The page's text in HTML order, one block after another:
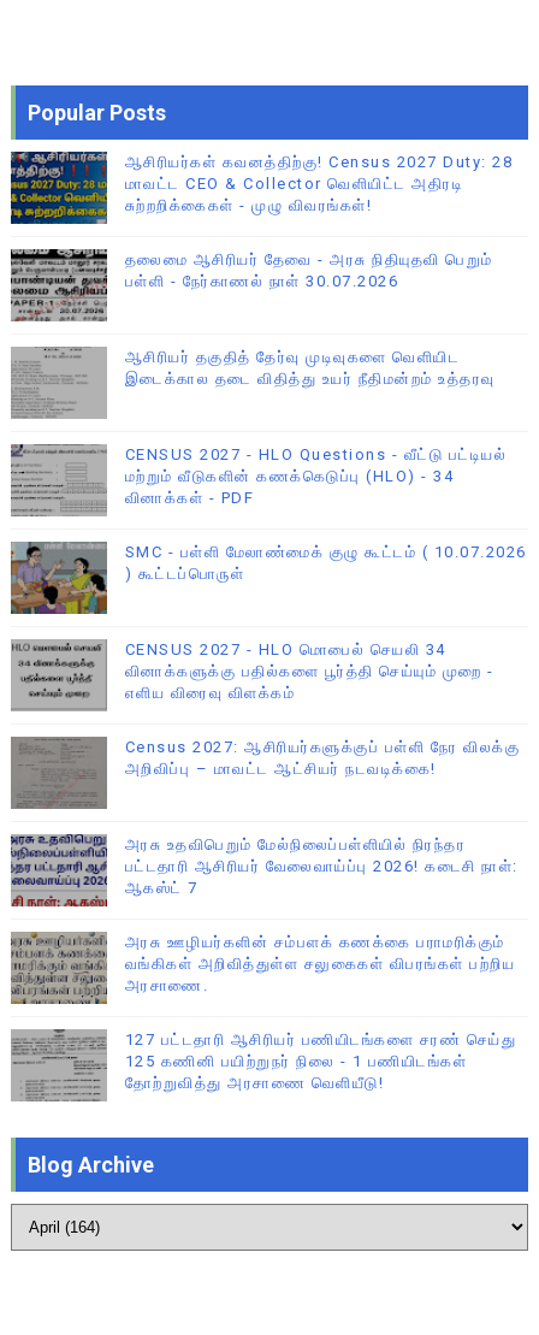
Popular Posts
ஆசிரியர்கள் கவனத்திற்கு! Census 2027 Duty: 28
மாவட்ட CEO & Collector வெளியிட்ட அதிரடி
சுற்றறிக்கைகள் - முழு விவரங்கள்!
தலைமை ஆசிரியர் தேவை - அரசு நிதியுதவி பெறும்
பள்ளி - நேர்காணல் நாள் 30.07.2026
ஆசிரியர் தகுதித் தேர்வு முடிவுகளை வெளியிட
இடைக்கால தடை விதித்து உயர் நீதிமன்றம் உத்தரவு
CENSUS 2027 - HLO Questions - வீட்டு பட்டியல்
மற்றும் வீடுகளின் கணக்கெடுப்பு (HLO) - 34
வினாக்கள் - PDF
SMC - பள்ளி மேலாண்மைக் குழு கூட்டம் ( 10.07.2026
) கூட்டப்பொருள்
CENSUS 2027 - HLO மொபைல் செயலி 34
வினாக்களுக்கு பதில்களை பூர்த்தி செய்யும் முறை -
எளிய விரைவு விளக்கம்
Census 2027: ஆசிரியர்களுக்குப் பள்ளி நேர விலக்கு
அறிவிப்பு – மாவட்ட ஆட்சியர் நடவடிக்கை!
அரசு உதவிபெறும் மேல்நிலைப்பள்ளியில் நிரந்தர
பட்டதாரி ஆசிரியர் வேலைவாய்ப்பு 2026! கடைசி நாள்:
ஆகஸ்ட் 7
அரசு ஊழியர்களின் சம்பளக் கணக்கை பராமரிக்கும்
வங்கிகள் அறிவித்துள்ள சலுகைகள் விபரங்கள் பற்றிய
அரசாணை.
127 பட்டதாரி ஆசிரியர் பணியிடங்களை சரண் செய்து
125 கணினி பயிற்றுநர் நிலை - 1 பணியிடங்கள்
தோற்றுவித்து அரசாணை வெளியீடு!
Blog Archive